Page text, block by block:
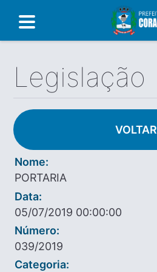
Legislação
VOLTAR
Nome:
PORTARIA
Data:
05/07/2019 00:00:00
Número:
039/2019
Categoria: